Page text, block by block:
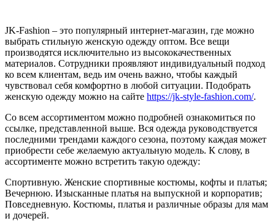
JK-Fashion – это популярный интернет-магазин, где можно
выбрать стильную женскую одежду оптом. Все вещи
производятся исключительно из высококачественных
материалов. Сотрудники проявляют индивидуальный подход
ко всем клиентам, ведь им очень важно, чтобы каждый
чувствовал себя комфортно в любой ситуации. Подобрать
женскую одежду можно на сайте https://jk-style-fashion.com/.
Со всем ассортиментом можно подробней ознакомиться по
ссылке, представленной выше. Вся одежда руководствуется
последними трендами каждого сезона, поэтому каждая может
приобрести себе желаемую актуальную модель. К слову, в
ассортименте можно встретить такую одежду:
Спортивную. Женские спортивные костюмы, кофты и платья;
Вечернюю. Изысканные платья на выпускной и корпоратив;
Повседневную. Костюмы, платья и различные образы для мам
и дочерей.